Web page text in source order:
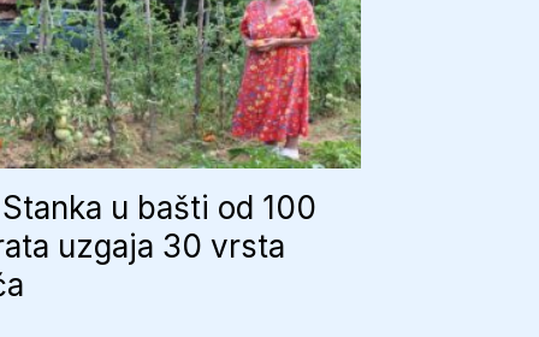
u bašti od 100
uzgaja 30 vrsta